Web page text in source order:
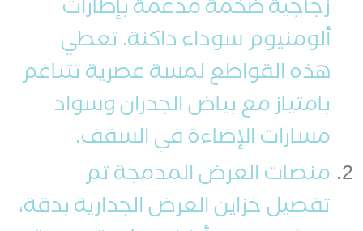
زجاجية ضخمة مدعمة بإطارات
ألومنيوم سوداء داكنة. تعطي
هذه القواطع لمسة عصرية تتناغم
بامتياز مع بياض الجدران وسواد
مسارات الإضاءة في السقف.
منصات العرض المدمجة تم
تفصيل خزاين العرض الجدارية بدقة،